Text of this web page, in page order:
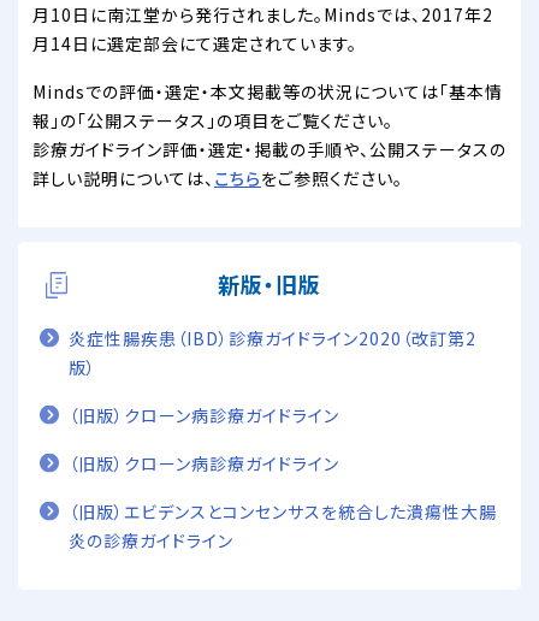
月10日に南江堂から発行されました。Mindsでは、2017年2
月14日に選定部会にて選定されています。
Mindsでの評価・選定・本文掲載等の状況については「基本情
報」の「公開ステータス」の項目をご覧ください。
診療ガイドライン評価・選定・掲載の手順や、公開ステータスの
詳しい説明については、 こちらをご参照ください。
新版・旧版
炎症性腸疾患（IBD）診療ガイドライン2020（改訂第2
版）
（旧版）クローン病診療ガイドライン
（旧版）クローン病診療ガイドライン
（旧版）エビデンスとコンセンサスを統合した潰瘍性大腸
炎の診療ガイドライン